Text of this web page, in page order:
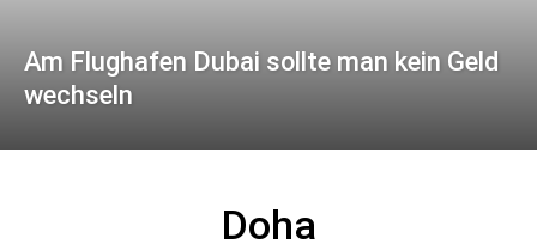
Am Flughafen Dubai sollte man kein Geld
wechseln
Doha